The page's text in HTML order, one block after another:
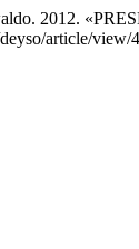
2012.
article/view/